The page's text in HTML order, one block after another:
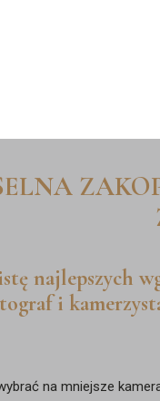
najlepszych
i
na mniejsze